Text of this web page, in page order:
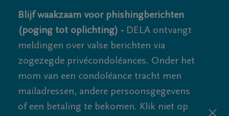
Blijf waakzaam voor phishingberichten
(poging tot oplichting) - DELA ontvangt
meldingen over valse berichten via
zogezegde privécondoléances. Onder het
mom van een condoléance tracht men
mailadressen, andere persoonsgegevens
of een betaling te bekomen. Klik niet op